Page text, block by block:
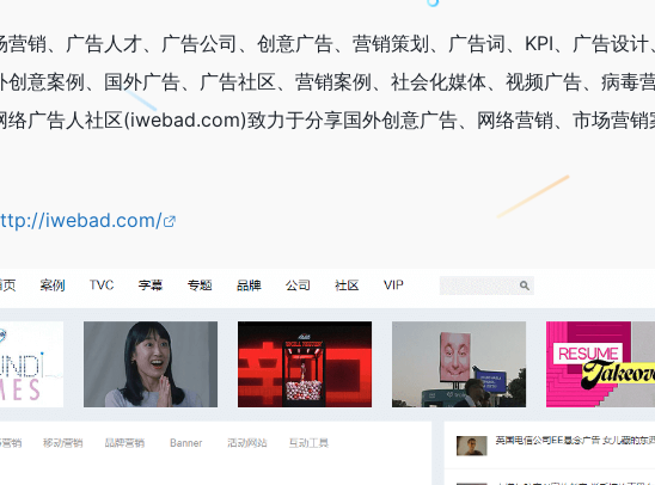
销、广告人才、广告公司、创意广告、营销策划、广告词、KPI、广告设计
意案例、国外广告、广告社区、营销案例、社会化媒体、视频广告、病毒
络广告人社区(iwebad.com)致力于分享国外创意广告、网络营销、市场营销
iwebad.com/